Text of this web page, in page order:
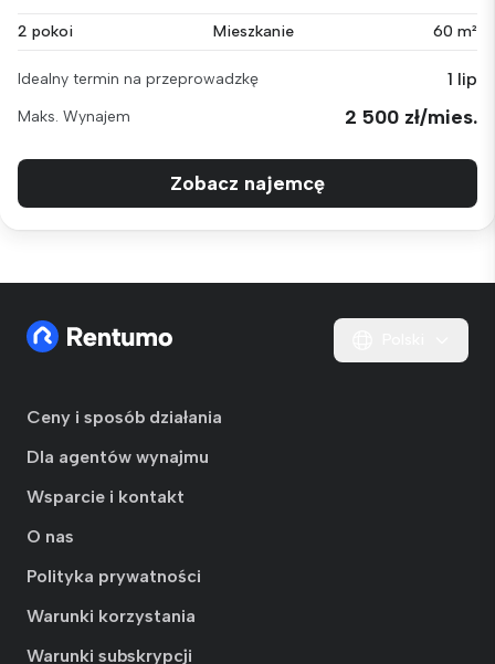
2 pokoi Mieszkanie 60 m²
Idealny termin na przeprowadzkę 1 lip
Maks. Wynajem 2 500 zł/mies.
Zobacz najemcę
Ceny i sposób działania
Dla agentów wynajmu
Wsparcie i kontakt
O nas
Polityka prywatności
Warunki korzystania
Warunki subskrypcji